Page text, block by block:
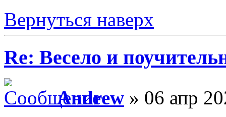
Вернуться наверх
Re: Весело и
Andrew » 06 апр